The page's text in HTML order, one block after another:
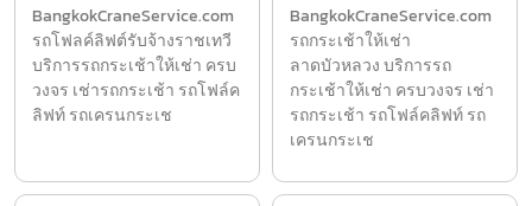
BangkokCraneService.com
รถโฟลค์ลิฟต์รับจ้างราชเทวี
บริการรถกระเช้าให้เช่า ครบ
วงจร เช่ารถกระเช้า รถโฟล์ค
ลิฟท์ รถเครนกระเช
BangkokCraneService.com
รถกระเช้าให้เช่า
ลาดบัวหลวง บริการรถ
กระเช้าให้เช่า ครบวงจร เช่า
รถกระเช้า รถโฟล์คลิฟท์ รถ
เครนกระเช